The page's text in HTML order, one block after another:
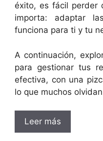
éxito, es fácil perder
importa: adaptar
funciona para ti y tu
A continuación,
para gestionar tus
efectiva, con una
lo que muchos
Leer más